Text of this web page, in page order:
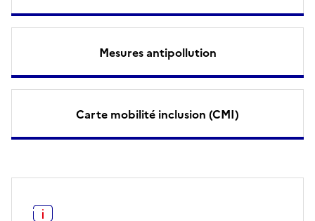
Mesures antipollution
Carte mobilité inclusion (CMI)